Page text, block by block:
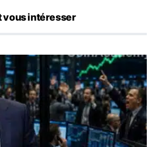
vous intéresser
000 postes détruits en juillet, les